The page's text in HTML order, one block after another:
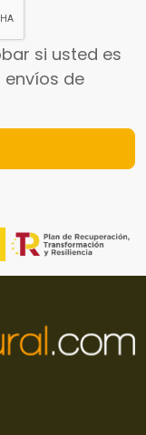
si usted es
envíos de